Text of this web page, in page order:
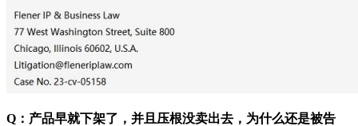
Q：产品早就下架了，并且压根没卖出去，为什么还是被告